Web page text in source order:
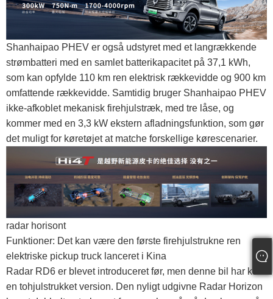
Shanhaipao PHEV er også udstyret med et langrækkende
strømbatteri med en samlet batterikapacitet på 37,1 kWh,
som kan opfylde 110 km ren elektrisk rækkevidde og 900 km
omfattende rækkevidde. Samtidig bruger Shanhaipao PHEV
ikke-afkoblet mekanisk firehjulstræk, med tre låse, og
kommer med en 3,3 kW ekstern afladningsfunktion, som gør
det muligt for køretøjet at matche forskellige kørescenarier.
radar horisont
Funktioner: Det kan være den første firehjulstrukne ren
elektriske pickup truck lanceret i Kina
Radar RD6 er blevet introduceret før, men denne bil har kun
en tohjulstrukket version. Den nyligt udgivne Radar Horizon